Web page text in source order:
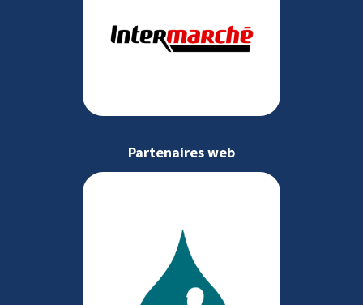
Partenaires web